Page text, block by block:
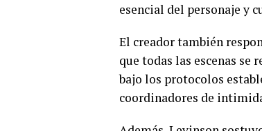
esencial del personaje y
El creador también
que todas las escenas
bajo los protocolos
coordinadores de